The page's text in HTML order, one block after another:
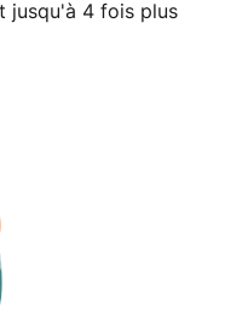
jusqu'à 4 fois plus